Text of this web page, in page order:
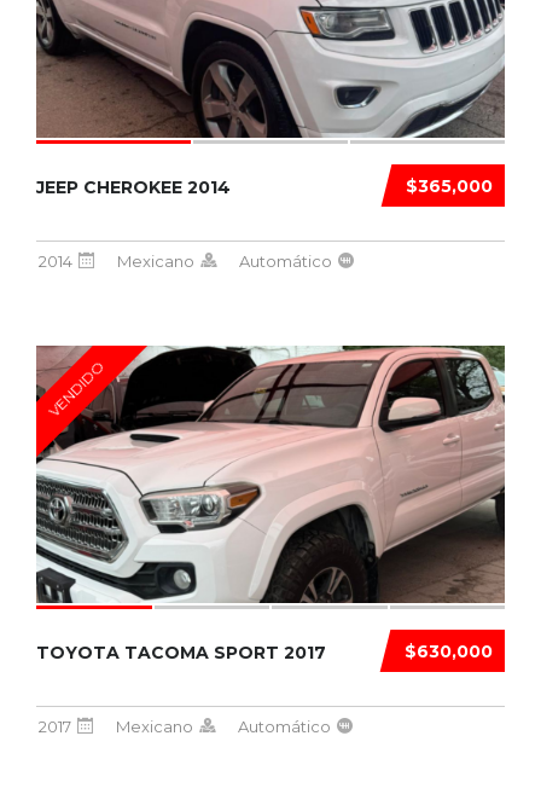
$365,000
JEEP CHEROKEE 2014
2014 Mexicano Automático
VENDIDO
$630,000
TOYOTA TACOMA SPORT 2017
2017 Mexicano Automático